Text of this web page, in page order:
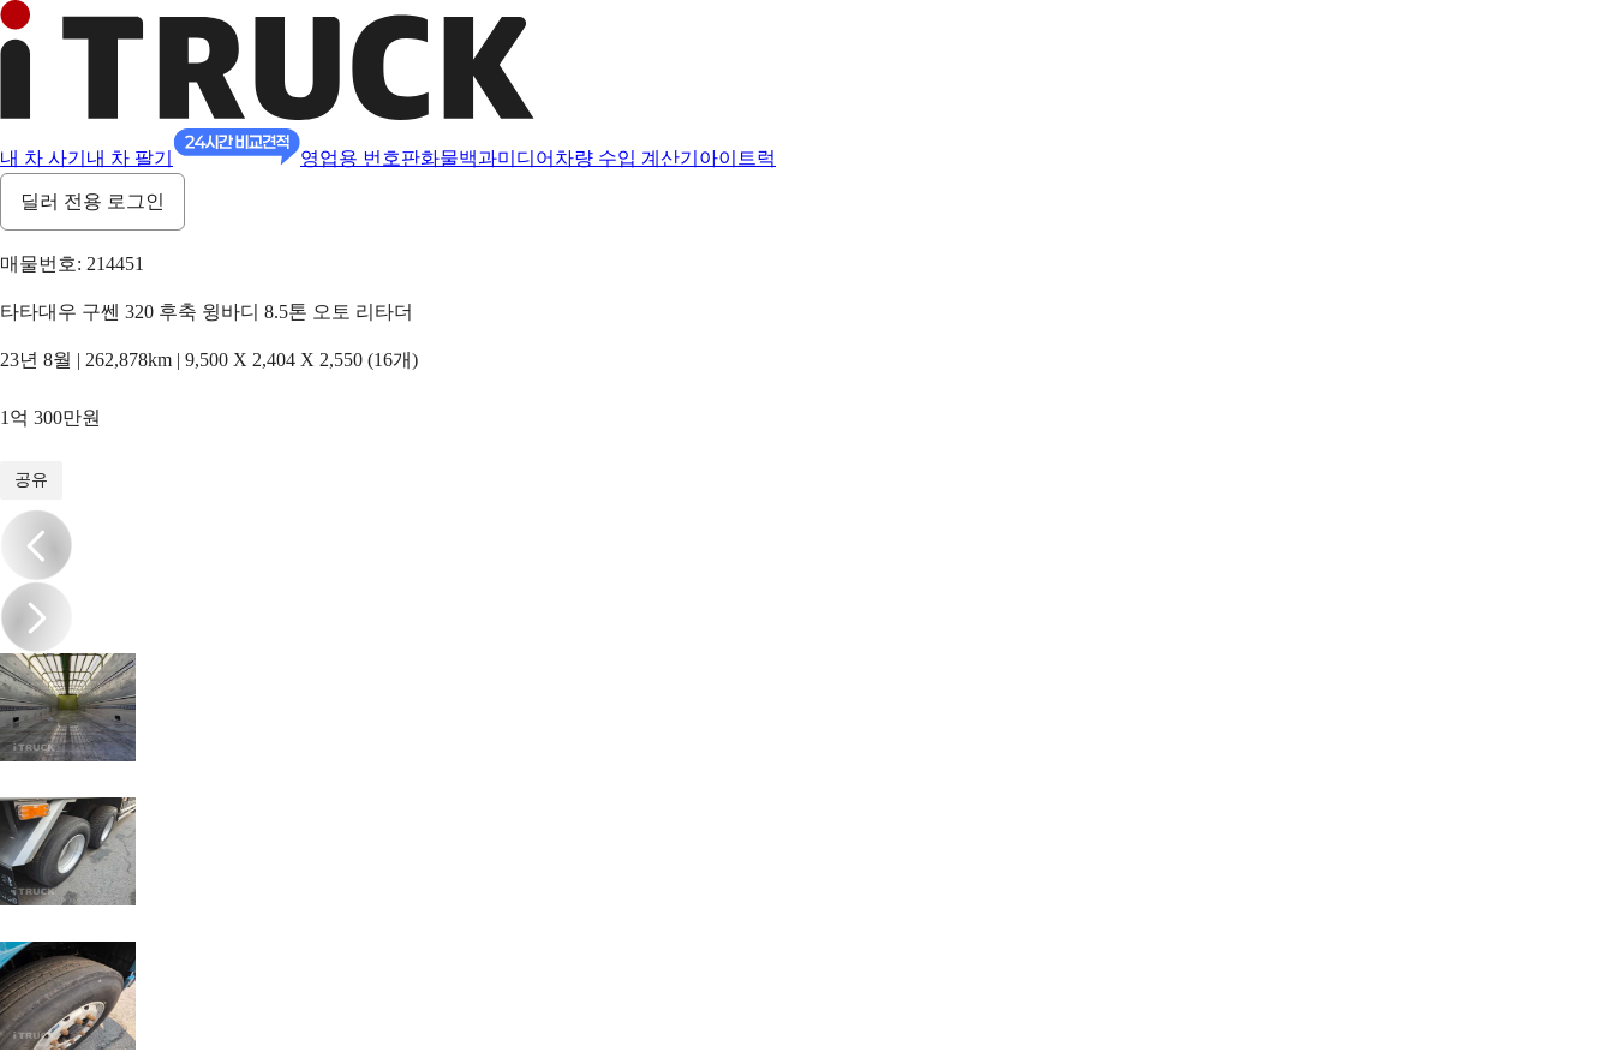
내 차 사기 내 차 팔기 영업용 번호판화물백과미디어 차량 수입 계산기 아이트럭
딜러 전용 로그인
매물번호: 214451
타타대우 구쎈 320 후축 윙바디 8.5톤 오토 리타더
23년 8월 | 262,878km | 9,500 X 2,404 X 2,550 (16개)
1억 300만원
공유
/10